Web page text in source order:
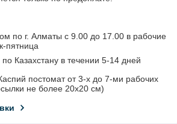
по г. Алматы с 9.00 до 17.00 в рабочие
пятница
по Казахстану в течении 5-14 дней
постомат от 3-х до 7-ми рабочих
не более 20х20 см)